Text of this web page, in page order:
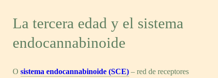
La tercera edad y el sistema
endocannabinoide
Osistema endocannabinoide (SCE) – red de receptores